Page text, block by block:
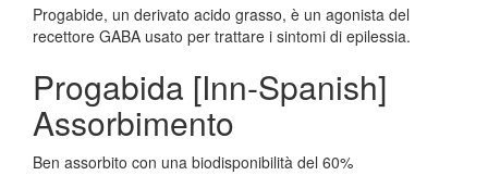
Progabide, un derivato acido grasso, è un agonista del
recettore GABA usato per trattare i sintomi di epilessia.
Progabida [Inn-Spanish]
Assorbimento
Ben assorbito con una biodisponibilità del 60%